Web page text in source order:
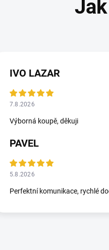
IVO LAZAR
7.8.2026
Výborná koupě, děkuji
PAVEL
5.8.2026
Perfektní komunikace, rychlé